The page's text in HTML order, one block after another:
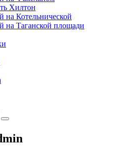
Хилтон
на Котельнической
на Таганской площади